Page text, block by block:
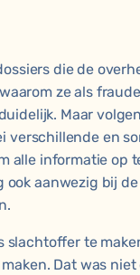
die de
ze als
Maar
verschillende en
alle informatie op
ook aanwezig bij
slachtoffer te
Dat was